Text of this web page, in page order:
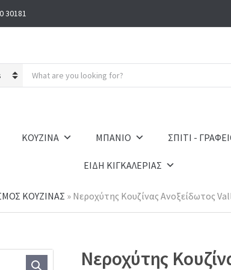
30181
p
c
t
ΚΟΥΖΙΝΑ ΜΠΑΝΙΟ ΣΠΙΤΙ -
ΕΙΔΗ ΚΙΓΚΑΛΕΡΙΑΣ
ΚΟΥΖΙΝΑΣ » Νεροχύτης Κουζίνας Ανοξείδωτος
Νεροχύτης